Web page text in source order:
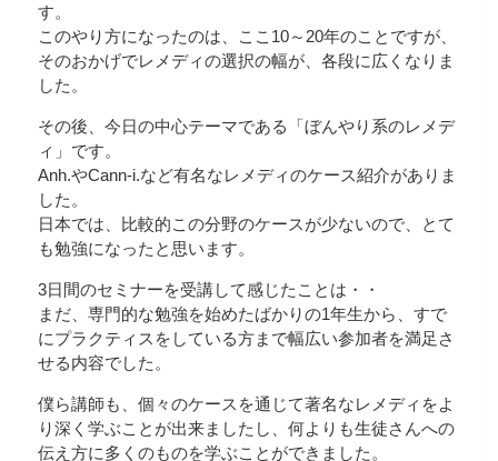
す。
このやり方になったのは、ここ10～20年のことですが、
そのおかげでレメディの選択の幅が、各段に広くなりま
した。
その後、今日の中心テーマである「ぼんやり系のレメデ
ィ」です。
Anh.やCann-i.など有名なレメディのケース紹介がありま
した。
日本では、比較的この分野のケースが少ないので、とて
も勉強になったと思います。
3日間のセミナーを受講して感じたことは・・
まだ、専門的な勉強を始めたばかりの1年生から、すで
にプラクティスをしている方まで幅広い参加者を満足さ
せる内容でした。
僕ら講師も、個々のケースを通じて著名なレメディをよ
り深く学ぶことが出来ましたし、何よりも生徒さんへの
伝え方に多くのものを学ぶことができました。